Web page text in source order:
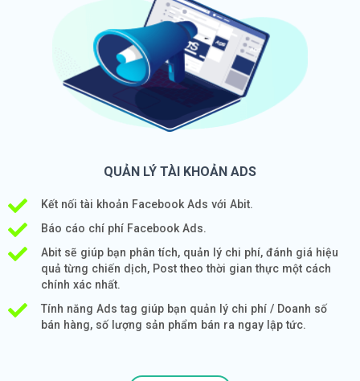
QUẢN LÝ TÀI KHOẢN ADS
Kết nối tài khoản Facebook Ads với Abit.
Báo cáo chí phí Facebook Ads.
Abit sẽ giúp bạn phân tích, quản lý chi phí, đánh giá hiệu
quả từng chiến dịch, Post theo thời gian thực một cách
chính xác nhất.
Tính năng Ads tag giúp bạn quản lý chi phí / Doanh số
bán hàng, số lượng sản phẩm bán ra ngay lập tức.